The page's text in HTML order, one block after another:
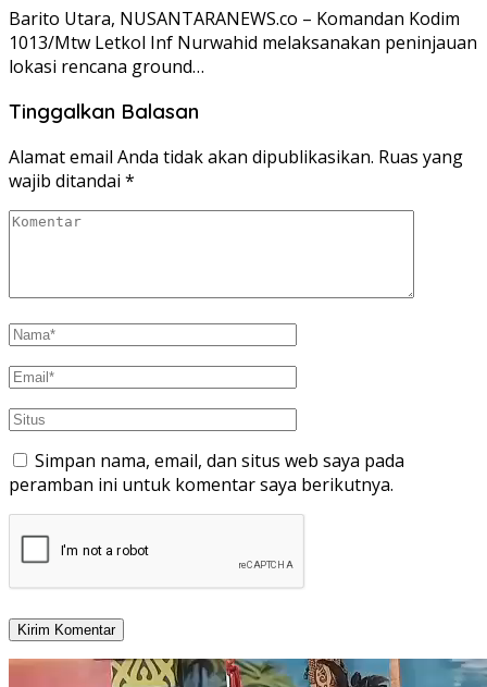
Barito Utara, NUSANTARANEWS.co – Komandan Kodim
1013/Mtw Letkol Inf Nurwahid melaksanakan peninjauan
lokasi rencana ground…
Tinggalkan Balasan
Alamat email Anda tidak akan dipublikasikan. Ruas yang
wajib ditandai *
Simpan nama, email, dan situs web saya pada
peramban ini untuk komentar saya berikutnya.